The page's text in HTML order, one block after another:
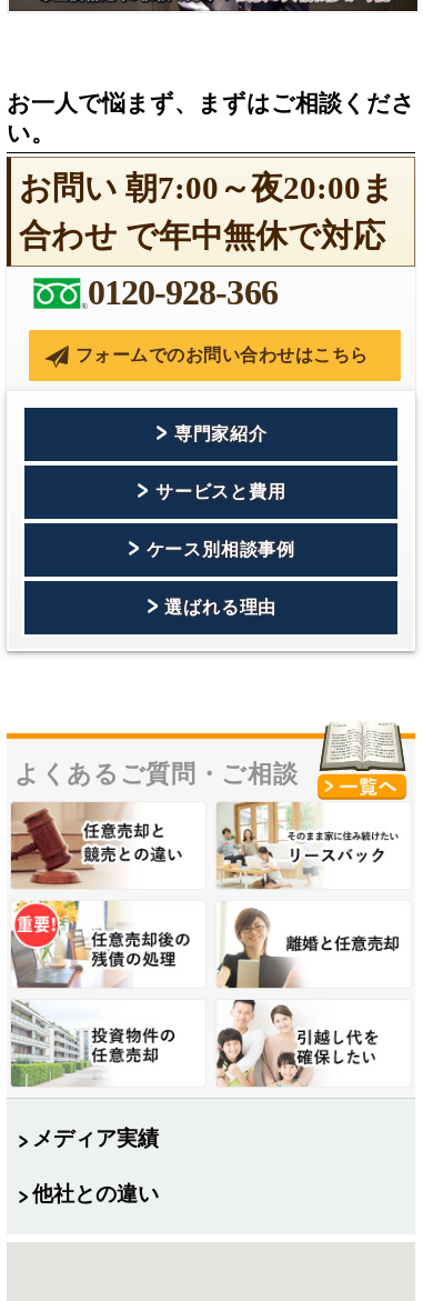
よくあるご質問・ ご相談
メディア実績
他社との違い
お一人で悩まず、まずはご相談くださ
い。
お問い
合わせ
朝7:00～夜20:00ま
で年中無休で対応
0120-928-366
フォームでのお問い合わせはこちら
専門家紹介
サービスと費用
ケース別相談事例
選ばれる理由